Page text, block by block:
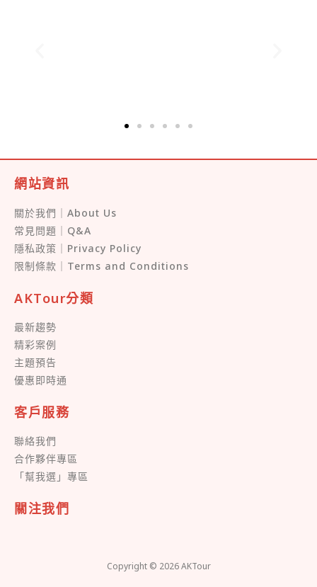
網站資訊
關於我們｜About Us
常見問題｜Q&A
隱私政策｜Privacy Policy
限制條款｜Terms and Conditions
AKTour分類
最新趨勢
精彩案例
主題預告
優惠即時通
客戶服務
聯絡我們
合作夥伴專區
「幫我選」專區
關注我們
Copyright © 2026 AKTour